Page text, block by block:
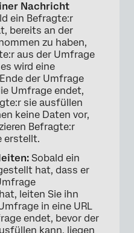
Nachricht
ein Befragte:r
bereits an der
zu haben,
aus der Umfrage
wird eine
der Umfrage
Umfrage endet,
sie ausfüllen
keine Daten vor,
Befragte:r
erstellt.
Sobald ein
hat, dass er
leiten Sie ihn
in eine URL
endet, bevor der
kann, liegen